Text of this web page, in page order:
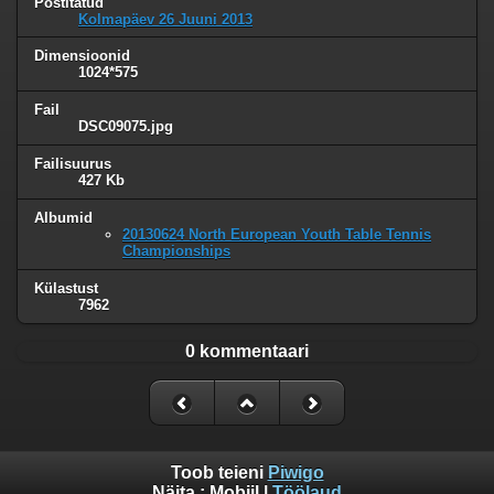
Kolmapäev 26 Juuni 2013
Dimensioonid
1024*575
Fail
DSC09075.jpg
Failisuurus
427 Kb
Albumid
20130624 North European Youth Table Tennis
Championships
Külastust
7962
0 kommentaari
Toob teieni Piwigo